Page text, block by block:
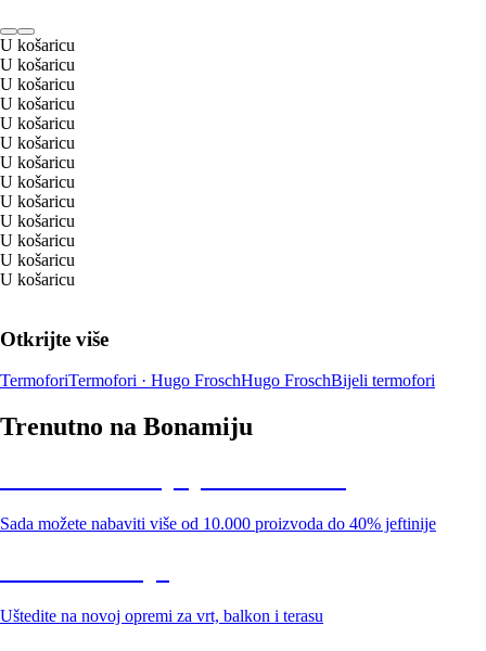
U košaricu
U košaricu
U košaricu
U košaricu
U košaricu
U košaricu
U košaricu
U košaricu
U košaricu
U košaricu
U košaricu
U košaricu
U košaricu
Otkrijte više
TermoforiTermofori · Hugo FroschHugo FroschBijeli termofori
Trenutno na Bonamiju
Sada možete nabaviti više od 10.000 proizvoda do 40% jeftinije
Uštedite na novoj opremi za vrt, balkon i terasu